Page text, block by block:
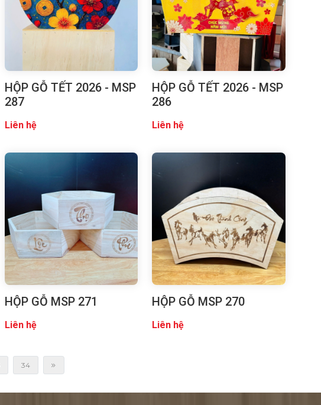
HỘP GỖ TẾT 2026 - MSP
287
Liên hệ
HỘP GỖ TẾT 2026 - MSP
286
Liên hệ
HỘP GỖ MSP 271
Liên hệ
HỘP GỖ MSP 270
Liên hệ
34